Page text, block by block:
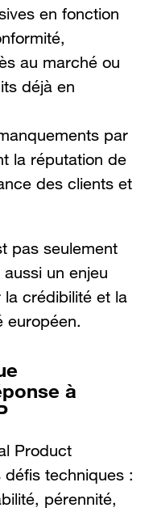
en fonction
au marché ou
déjà en
par
la réputation de
des clients et
pas seulement
un enjeu
crédibilité et la
européen.
à
Product
défis techniques :
pérennité,